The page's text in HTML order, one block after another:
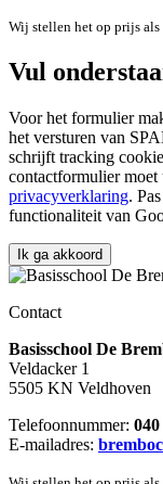
Wij stellen het op prijs als
Vul
Voor het formulier
het versturen van
schrijft tracking
contactformulier moet
privacyverklaring.
functionaliteit van
Contact
Basisschool De
Veldacker 1
5505 KN Veldhoven
Telefoonnummer: 040
E-mailadres: